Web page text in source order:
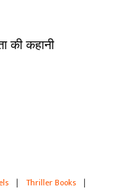
की कहानी
| Thriller Books |